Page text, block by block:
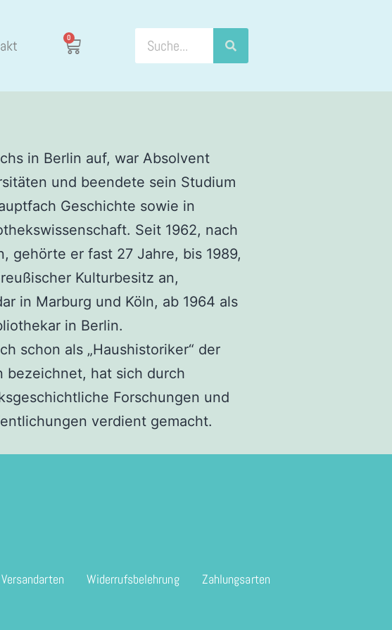
0
in Berlin auf, war Absolvent
und beendete sein Studium
Geschichte sowie in
Seit 1962, nach
gehörte er fast 27 Jahre, bis 1989,
Kulturbesitz an,
in Marburg und Köln, ab 1964 als
in Berlin.
schon als „Haushistoriker“ der
bezeichnet, hat sich durch
Forschungen und
verdient gemacht.
Versandarten Widerrufsbelehrung Zahlungsarten